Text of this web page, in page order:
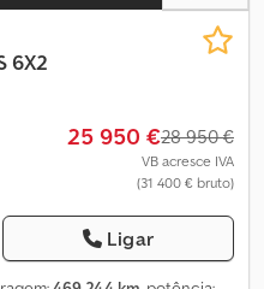
6X2
25 950 €28 950 €
VB acresce IVA
(31 400 € bruto)
Ligar